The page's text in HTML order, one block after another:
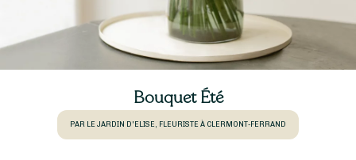
Bouquet Été
PAR LE JARDIN D'ELISE, FLEURISTE À CLERMONT-FERRAND